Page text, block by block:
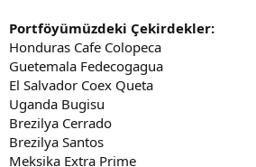
Portföyümüzdeki Çekirdekler:
Honduras Cafe Colopeca
Guetemala Fedecogagua
El Salvador Coex Queta
Uganda Bugisu
Brezilya Cerrado
Brezilya Santos
Meksika Extra Prime